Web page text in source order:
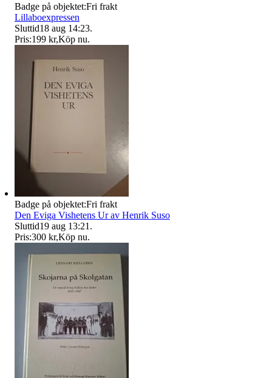
Badge på objektet:Fri frakt
Lillaboexpressen
Sluttid18 aug 14:23.
Pris:199 kr,Köp nu.
Badge på objektet:Fri frakt
Den Eviga Vishetens Ur av Henrik Suso
Sluttid19 aug 13:21 .
Pris:300 kr,Köp nu.